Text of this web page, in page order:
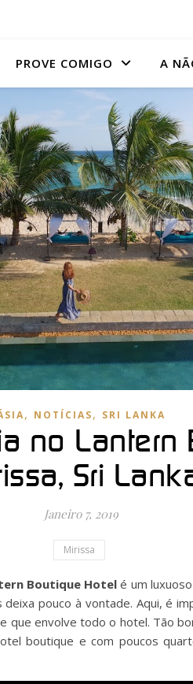
PROVE COMIGO A
, NOTÍCIAS, SRI LANKA
no Lantern
Sri
Janeiro 7, 2019
Mirissa
Boutique Hotelé um
pouco à vontade. Aqui, é
envolve todo o hotel. Tão
boutique e com poucos